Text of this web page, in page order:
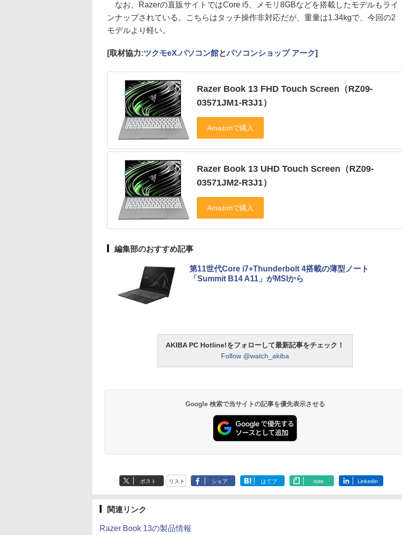
なお、Razerの直販サイトではCore i5、メモリ8GBなどを搭載したモデルもライ
ンナップされている。こちらはタッチ操作非対応だが、重量は1.34kgで、今回の2
モデルより軽い。
[取材協力:ツクモeX.パソコン館とパソコンショップ アーク]
Razer Book 13 FHD Touch Screen（RZ09-
03571JM1-R3J1）
Razer Book 13 UHD Touch Screen（RZ09-
03571JM2-R3J1）
編集部のおすすめ記事
第11世代Core i7+Thunderbolt 4搭載の薄型ノート
「Summit B14 A11」がMSIから
AKIBA PC Hotline!をフォローして最新記事をチェック！
Follow @watch_akiba
Google 検索で当サイトの記事を優先表示させる
ポスト リスト シェア はてブ note LinkedIn
関連リンク
Razer Book 13の製品情報